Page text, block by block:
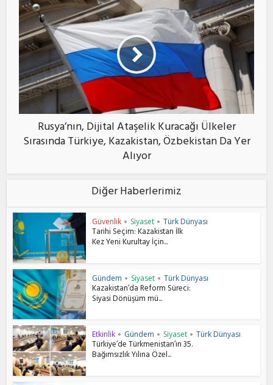
Rusya’nın, Dijital Ataşelik Kuracağı Ülkeler
Sırasında Türkiye, Kazakistan, Özbekistan Da Yer
Alıyor
Diğer Haberlerimiz
Güvenlik • Siyaset • Türk Dünyası
Tarihi Seçim: Kazakistan İlk
Kez Yeni Kurultay İçin...
Gündem • Siyaset • Türk Dünyası
Kazakistan’da Reform Süreci:
Siyasi Dönüşüm mü...
Etkinlik • Gündem • Siyaset • Türk Dünyası
Türkiye’de Türkmenistan’ın 35.
Bağımsızlık Yılına Özel...